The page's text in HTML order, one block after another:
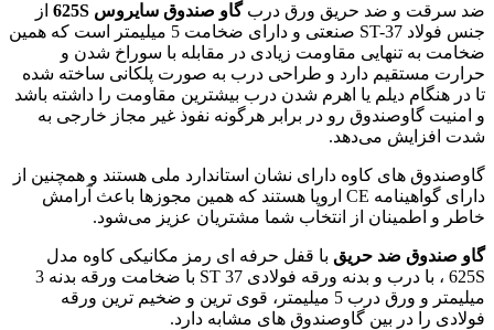
ضد سرقت و ضد حریق ورق دربگاو صندوق سایروس 625S
از
جنس فولاد ST-37 صنعتی و دارای ضخامت 5 میلیمتر است که همین
ضخامت به تنهایی مقاومت زیادی در مقابله با سوراخ شدن و
حرارت مستقیم دارد و طراحی درب به صورت پلکانی ساخته شده
تا در هنگام دیلم یا اهرم شدن درب بیشترین مقاومت را داشته باشد
و امنیت گاوصندوق رو در برابر هرگونه نفوذ غیر مجاز خارجی به
شدت افزایش می‌دهد.
گاوصندوق های کاوه دارای نشان استاندارد ملی هستند و همچنین از
دارای گواهینامه CE اروپا هستند که همین مجوزها باعث آرامش
خاطر و اطمینان از انتخاب شما مشتریان عزیز می‌شود.
گاو صندوق ضد حریق با قفل حرفه ای رمز مکانیکی کاوه مدل
625S ، با درب و بدنه ورقه فولادی ST 37 با ضخامت ورقه بدنه 3
میلیمتر و ورق درب 5 میلیمتر، قوی ترین و ضخیم ترین ورقه
فولادی را در بین گاوصندوق های مشابه دارد.